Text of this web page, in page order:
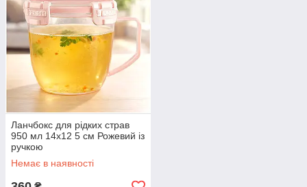
Ланчбокс для рідких страв
950 мл 14х12 5 см Рожевий із
ручкою
Немає в наявності